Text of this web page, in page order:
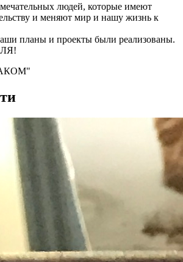
людей, которые имеют
и меняют мир и нашу жизнь к
планы и проекты были реализованы.